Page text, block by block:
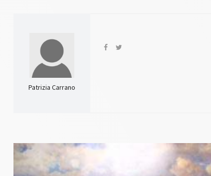
Patrizia Carrano